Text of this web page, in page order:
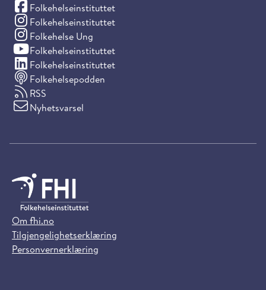
Folkehelseinstituttet
(Facebook)
Folkehelseinstituttet
(Instagram)
Folkehelse Ung
(Instagram)
Folkehelseinstituttet
(YouTube)
Folkehelseinstituttet
(LinkedIn)
Folkehelsepodden
RSS
Nyhetsvarsel
Om fhi.no
Tilgjengelighetserklæring
Personvernerklæring